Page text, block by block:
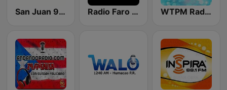
San Juan 96.1 FM Radio Faro de Santidad WTPM Radio Paraíso 92.9 FM